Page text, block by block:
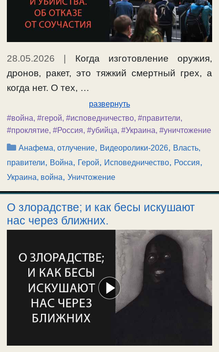
28.05.2026 | Когда изготовление оружия,
дронов, ракет, это тяжкий смертный грех, а
когда нет. О тех, …
развернуть
#война, #герой, #исповедничество, #правители,
#проклятие, #Россия, #убийца, #Украина, #уничтожение
Рубрики
Анафема, отлучение, Видеоролики-2026, Власть,
правители, Война, Герой, Исповедничество, Россия,
Украина, война, Уничтожение
О злорадстве; и как бесы искушают
нас через ближних.